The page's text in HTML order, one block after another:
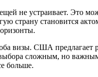
не устраивает. Это
страну становится
визы. США предлагает
сложным, но
больше.